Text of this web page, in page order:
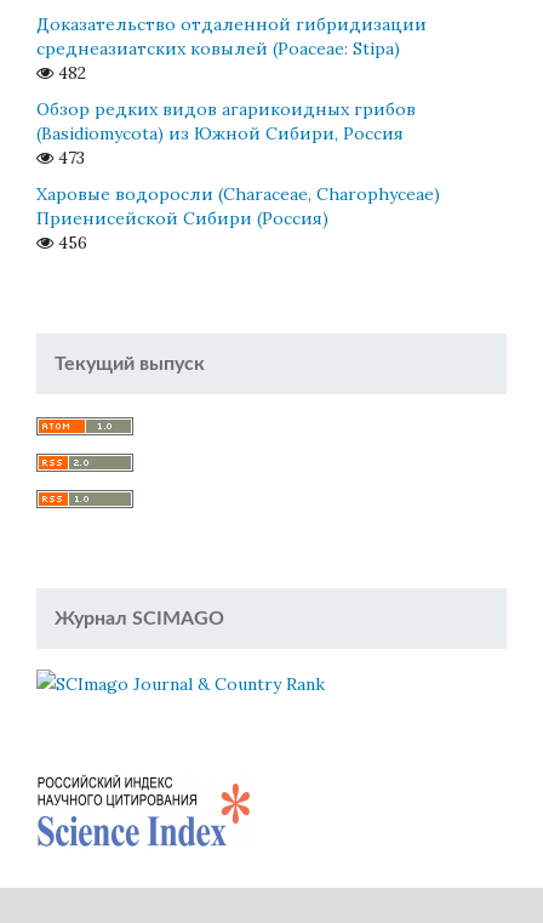
Доказательство отдаленной гибридизации
среднеазиатских ковылей (Poaceae: Stipa)
482
Обзор редких видов агарикоидных грибов
(Basidiomycota) из Южной Сибири, Россия
473
Харовые водоросли (Characeae, Charophyceae)
Приенисейской Сибири (Россия)
456
Текущий выпуск
Журнал SCIMAGO